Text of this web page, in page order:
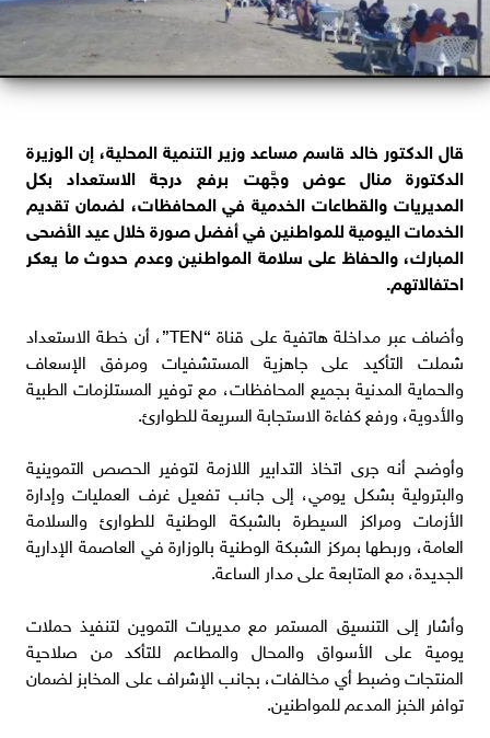
قال الدكتور خالد قاسم مساعد وزير التنمية المحلية، إن الوزيرة
الدكتورة منال عوض وجَّهت برفع درجة الاستعداد بكل
المديريات والقطاعات الخدمية في المحافظات، لضمان تقديم
الخدمات اليومية للمواطنين في أفضل صورة خلال عيد الأضحى
المبارك، والحفاظ على سلامة المواطنين وعدم حدوث ما يعكر
احتفالاتهم.
وأضاف عبر مداخلة هاتفية على قناة “TEN”، أن خطة الاستعداد
شملت التأكيد على جاهزية المستشفيات ومرفق الإسعاف
والحماية المدنية بجميع المحافظات، مع توفير المستلزمات الطبية
والأدوية، ورفع كفاءة الاستجابة السريعة للطوارئ.
وأوضح أنه جرى اتخاذ التدابير اللازمة لتوفير الحصص التموينية
والبترولية بشكل يومي، إلى جانب تفعيل غرف العمليات وإدارة
الأزمات ومراكز السيطرة بالشبكة الوطنية للطوارئ والسلامة
العامة، وربطها بمركز الشبكة الوطنية بالوزارة في العاصمة الإدارية
الجديدة، مع المتابعة على مدار الساعة.
وأشار إلى التنسيق المستمر مع مديريات التموين لتنفيذ حملات
يومية على الأسواق والمحال والمطاعم للتأكد من صلاحية
المنتجات وضبط أي مخالفات، بجانب الإشراف على المخابز لضمان
توافر الخبز المدعم للمواطنين.